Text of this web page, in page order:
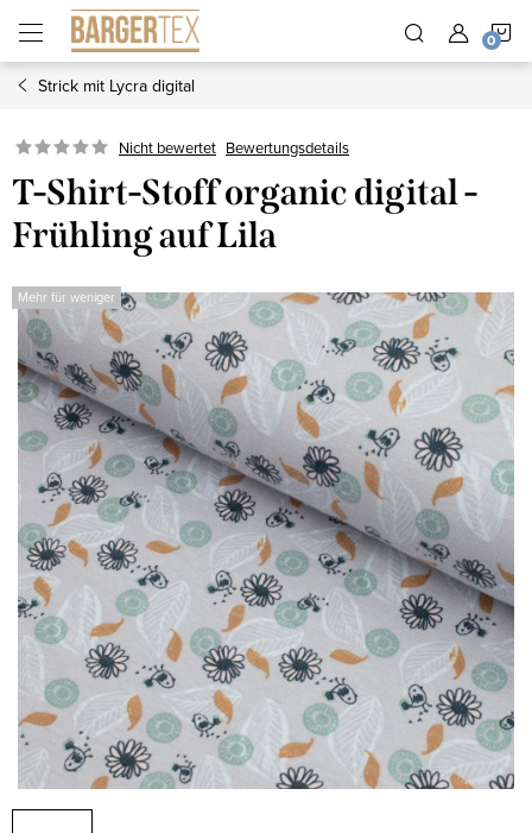
Inhalt
springen
Strick mit Lycra digital
Nicht bewertet Bewertungsdetails
T-Shirt-Stoff organic digital -
Frühling auf Lila
Mehr für weniger